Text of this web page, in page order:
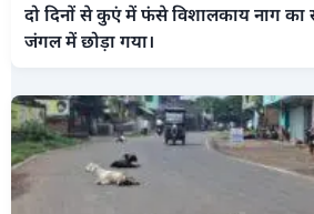
दो दिनों से कुएं में फंसे विशालकाय नाग का
जंगल में छोड़ा गया।